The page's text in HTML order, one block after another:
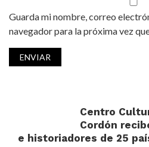
Guarda mi nombre, correo
navegador para la próxima vez
Centro
Cordón
e historiadores de 25